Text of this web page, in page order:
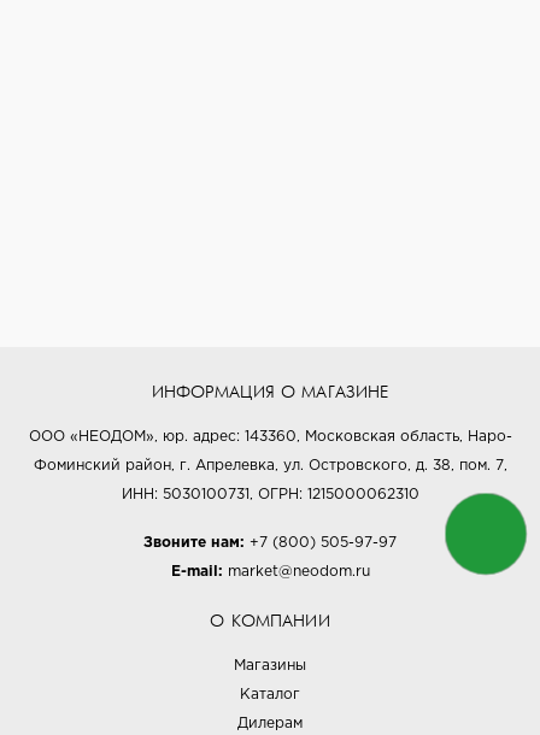
ИНФОРМАЦИЯ О МАГАЗИНЕ
ООО «НЕОДОМ», юр. адрес: 143360, Московская область, Наро-
Фоминский район, г. Апрелевка, ул. Островского, д. 38, пом. 7,
ИНН: 5030100731, ОГРН: 1215000062310
Звоните нам: +7 (800) 505-97-97
E-mail: market@neodom.ru
О КОМПАНИИ
Магазины
Каталог
Дилерам